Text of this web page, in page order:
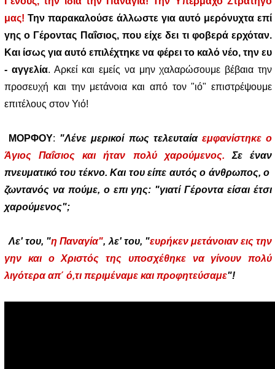
μας! Την παρακαλούσε άλλωστε για αυτό μερόνυχτα επί
γης ο Γέροντας Παΐσιος, που είχε δει τι φοβερά ερχόταν.
Και ίσως για αυτό επιλέχτηκε να φέρει το καλό νέο, την ευ
- αγγελία. Αρκεί και εμείς να μην χαλαρώσουμε βέβαια την
προσευχή και την μετάνοια και από τον "ιό" επιστρέψουμε
επιτέλους στον Υιό!
ΜΟΡΦΟΥ: "Λένε μερικοί πως τελευταία εμφανίστηκε ο
Άγιος Παΐσιος
και ήταν πολύ χαρούμενος. Σε έναν
πνευματικό του τέκνο. Και του είπε αυτός ο άνθρωπος, ο
ζωντανός να πούμε, ο επι γης: "γιατί Γέροντα είσαι έτσι
χαρούμενος";
Λε' του, "η Παναγία", λε' του, "ευρήκεν μετάνοιαν εις την
γην και ο Χριστός της υποσχέθηκε να γίνουν πολύ
λιγότερα απ΄ ό,τι περιμέναμε και προφητεύσαμε"!